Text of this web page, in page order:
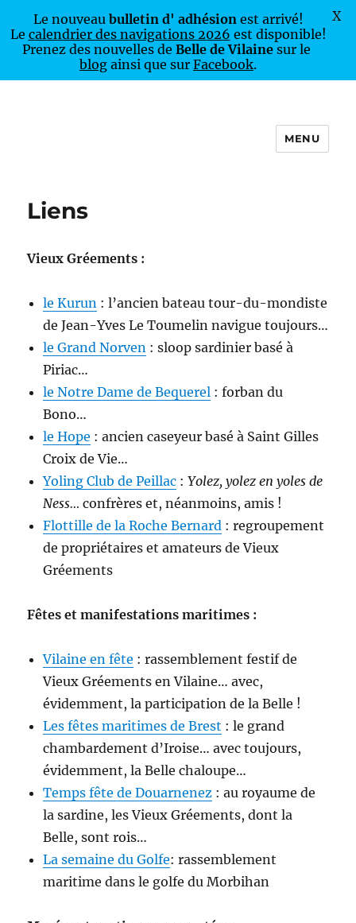
MENU
Liens
Vieux Gréements :
le Kurun : l’ancien bateau tour-du-mondiste
de Jean-Yves Le Toumelin navigue toujours…
le Grand Norven : sloop sardinier basé à
Piriac…
le Notre Dame de Bequerel : forban du
Bono…
le Hope : ancien caseyeur basé à Saint Gilles
Croix de Vie…
Yoling Club de Peillac :Yolez, yolez en yoles de
Ness…confrères et, néanmoins, amis !
Flottille de la Roche Bernard : regroupement
de propriétaires et amateurs de Vieux
Gréements
Fêtes et manifestations maritimes :
Vilaine en fête : rassemblement festif de
Vieux Gréements en Vilaine… avec,
évidemment, la participation de la Belle !
Les fêtes maritimes de Brest : le grand
chambardement d’Iroise… avec toujours,
évidemment, la Belle chaloupe…
Temps fête de Douarnenez : au royaume de
la sardine, les Vieux Gréements, dont la
Belle, sont rois…
La semaine du Golfe: rassemblement
maritime dans le golfe du Morbihan
Le nouveau bulletin d' adhésionest arrivé!
Le calendrier des navigations 2026 est disponible!
Prenez des nouvelles de Belle de Vilaine sur le
blog ainsi que sur Facebook.
X